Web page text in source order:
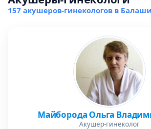
157 акушеров-гинекологов в
Майборода Ольга
Акушер-гинеколог